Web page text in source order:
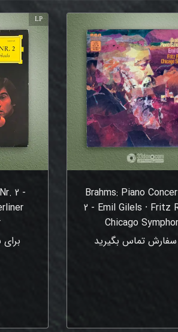
Brahms: Piano
2 - Emil Gilels ⸱ Fritz
Chicago
سفارش تماس بگیرید
2 -
LP